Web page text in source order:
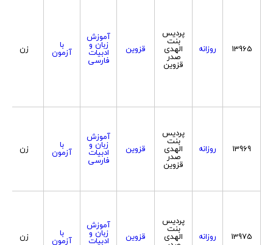
13965 روزانه
پردیس
بنت
الهدی
صدر
قزوین
قزوین
آموزش
زبان و
ادبیات
فارسی
با
آزمون زن
13969 روزانه
پردیس
بنت
الهدی
صدر
قزوین
قزوین
آموزش
زبان و
ادبیات
فارسی
با
آزمون زن
13975 روزانه
پردیس
بنت
الهدی قزوین
آموزش
زبان و
ادبیات
با
آزمون زن